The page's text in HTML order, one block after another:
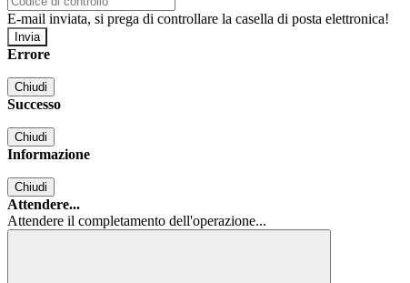
E-mail inviata, si prega di controllare la casella di posta elettronica!
Errore
Chiudi
Successo
Chiudi
Informazione
Chiudi
Attendere...
Attendere il completamento dell'operazione...